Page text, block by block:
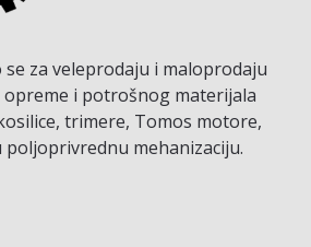
se za veleprodaju i maloprodaju
opreme i potrošnog materijala
trimere, Tomos motore,
mehanizaciju.